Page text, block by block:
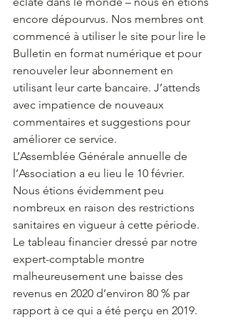
encore dépourvus. Nos membres ont
commencé à utiliser le site pour lire le
Bulletin en format numérique et pour
renouveler leur abonnement en
utilisant leur carte bancaire. J’attends
avec impatience de nouveaux
commentaires et suggestions pour
améliorer ce service.
L’Assemblée Générale annuelle de
l’Association a eu lieu le 10 février.
Nous étions évidemment peu
nombreux en raison des restrictions
sanitaires en vigueur à cette période.
Le tableau financier dressé par notre
expert-comptable montre
malheureusement une baisse des
revenus en 2020 d’environ 80 % par
rapport à ce qui a été perçu en 2019.